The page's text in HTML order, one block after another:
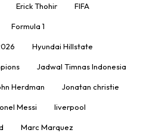
Erick Thohir FIFA
Formula 1
Hyundai Hillstate
Jadwal Timnas Indonesia
Herdman Jonatan christie
Messi liverpool
Marc Marquez